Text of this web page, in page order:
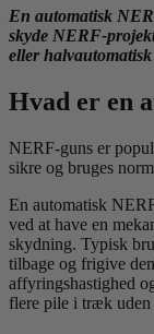
En automatisk
skyde NERF-
eller
Hvad er en
NERF-guns er
sikre og bruges
En automatisk
ved at have en
skydning. Typisk
tilbage og frigive
affyringshastighed
flere pile i træk uden